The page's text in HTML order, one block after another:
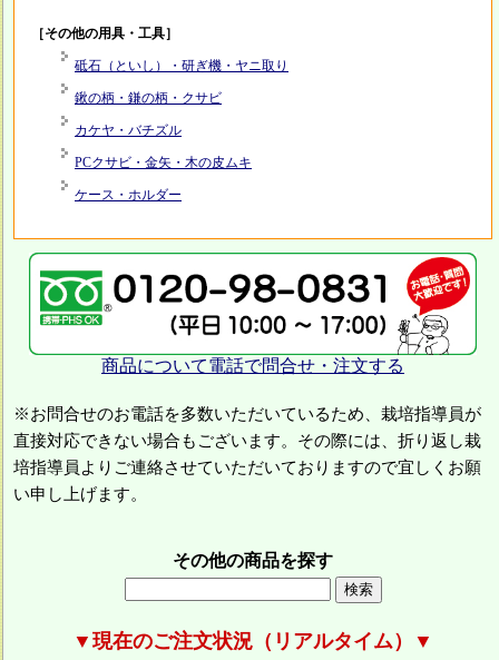
［その他の用具・工具］
砥石（といし）・研ぎ機・ヤニ取り
鍬の柄・鎌の柄・クサビ
カケヤ・バチズル
PCクサビ・金矢・木の皮ムキ
ケース・ホルダー
商品について電話で問合せ・注文する
※お問合せのお電話を多数いただいているため、栽培指導員が
直接対応できない場合もございます。その際には、折り返し栽
培指導員よりご連絡させていただいておりますので宜しくお願
い申し上げます。
その他の商品を探す
▼現在のご注文状況（リアルタイム）▼